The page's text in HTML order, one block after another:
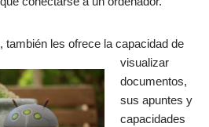
también les ofrece la capacidad de
visualizar
documentos,
sus apuntes y
capacidades